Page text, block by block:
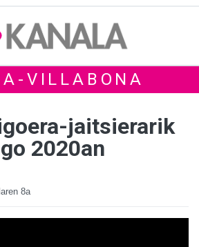
VILLABONA
jaitsierarik
2020an
8a